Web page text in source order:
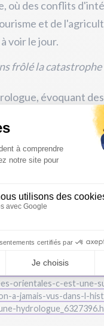
où des conflits
et de
voir le jour.
frôlé la
évoquant
quelques centimètres
l'alimentation en
Haziza insiste
un manque d'eau
fil du rasoir face à
:
meteo/
orientales-c-est-une-
a-jamais-vus-dans-l-